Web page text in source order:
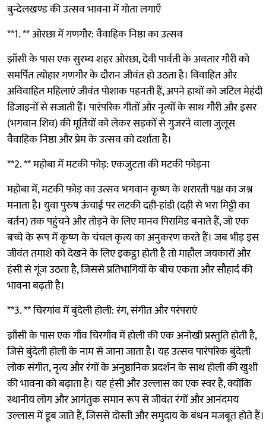
बुन्देलखण्ड की उत्सव भावना में गोता लगाएँ
**1. ** ओरछा में गणगौर: वैवाहिक निष्ठा का उत्सव
झाँसी के पास एक सुरम्य शहर ओरछा, देवी पार्वती के अवतार गौरी को
समर्पित त्योहार गणगौर के दौरान जीवंत हो उठता है। विवाहित और
अविवाहित महिलाएं जीवंत पोशाक पहनती हैं, अपने हाथों को जटिल मेहंदी
डिजाइनों से सजाती हैं। पारंपरिक गीतों और नृत्यों के साथ गौरी और इसर
(भगवान शिव) की मूर्तियों को लेकर सड़कों से गुजरने वाला जुलूस
वैवाहिक निष्ठा और प्रेम के उत्सव को दर्शाता है।
**2. ** महोबा में मटकी फोड़: एकजुटता की मटकी फोड़ना
महोबा में, मटकी फोड़ का उत्सव भगवान कृष्ण के शरारती पक्ष का जश्न
मनाता है। युवा पुरुष ऊंचाई पर लटकी दही-हांडी (दही से भरा मिट्टी का
बर्तन) तक पहुंचने और तोड़ने के लिए मानव पिरामिड बनाते हैं, जो एक
बच्चे के रूप में कृष्ण के चंचल कृत्य का अनुकरण करते हैं। जब भीड़ इस
जीवंत तमाशे को देखने के लिए इकट्ठा होती है तो माहौल जयकारों और
हंसी से गूंज उठता है, जिससे प्रतिभागियों के बीच एकता और सौहार्द की
भावना बढ़ती है।
**3. ** चिरगांव में बुंदेली होली: रंग, संगीत और परंपराएं
झाँसी के पास एक गाँव चिरगाँव में होली की एक अनोखी प्रस्तुति होती है,
जिसे बुंदेली होली के नाम से जाना जाता है। यह उत्सव पारंपरिक बुंदेली
लोक संगीत, नृत्य और रंगों के अनुष्ठानिक प्रदर्शन के साथ होली की खुशी
की भावना को बढ़ाता है। यह हंसी और उल्लास का एक स्वर है, क्योंकि
स्थानीय लोग और आगंतुक समान रूप से जीवंत रंगों और आनंदमय
उल्लास में डूब जाते हैं, जिससे दोस्ती और समुदाय के बंधन मजबूत होते हैं।